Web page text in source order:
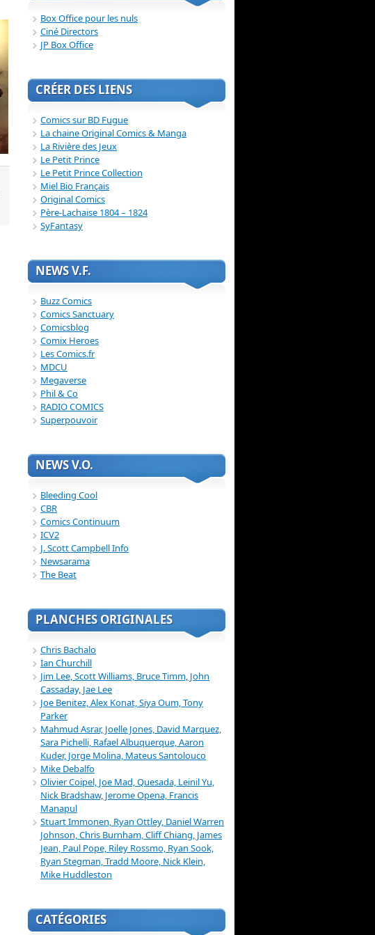
Box Office pour les nuls
Ciné Directors
JP Box Office
CRÉER DES LIENS
Comics sur BD Fugue
La chaine Original Comics & Manga
La Rivière des Jeux
Le Petit Prince
Le Petit Prince Collection
Miel Bio Français
Original Comics
Père-Lachaise 1804 – 1824
SyFantasy
NEWS V.F.
Buzz Comics
Comics Sanctuary
Comicsblog
Comix Heroes
Les Comics.fr
MDCU
Megaverse
Phil & Co
RADIO COMICS
Superpouvoir
NEWS V.O.
Bleeding Cool
CBR
Comics Continuum
ICV2
J. Scott Campbell Info
Newsarama
The Beat
PLANCHES ORIGINALES
Chris Bachalo
Ian Churchill
Jim Lee, Scott Williams, Bruce Timm, John
Cassaday, Jae Lee
Joe Benitez, Alex Konat, Siya Oum, Tony
Parker
Mahmud Asrar, Joelle Jones, David Marquez,
Sara Pichelli, Rafael Albuquerque, Aaron
Kuder, Jorge Molina, Mateus Santolouco
Mike Debalfo
Olivier Coipel, Joe Mad, Quesada, Leinil Yu,
Nick Bradshaw, Jerome Opena, Francis
Manapul
Stuart Immonen, Ryan Ottley, Daniel Warren
Johnson, Chris Burnham, Cliff Chiang, James
Jean, Paul Pope, Riley Rossmo, Ryan Sook,
Ryan Stegman, Tradd Moore, Nick Klein,
Mike Huddleston
CATÉGORIES